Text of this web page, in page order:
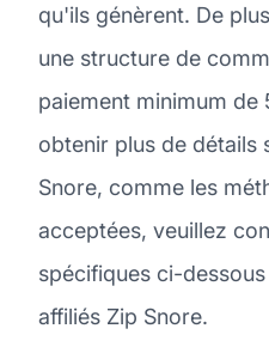
qu'ils génèrent. De
une structure de
paiement minimum de
obtenir plus de détails
Snore, comme les
acceptées, veuillez
spécifiques ci-
affiliés Zip Snore.